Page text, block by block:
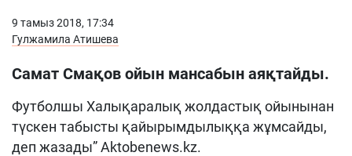
9 тамыз 2018, 17:34
Гулжамила Атишева
Самат Смақов ойын мансабын аяқтайды.
Футболшы Халықаралық жолдастық ойынынан
түскен табысты қайырымдылыққа жұмсайды,
деп жазады” Aktobenews.kz.